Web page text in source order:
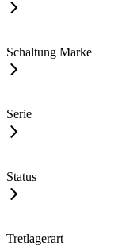
Schaltung Marke
Serie
Status
Tretlagerart